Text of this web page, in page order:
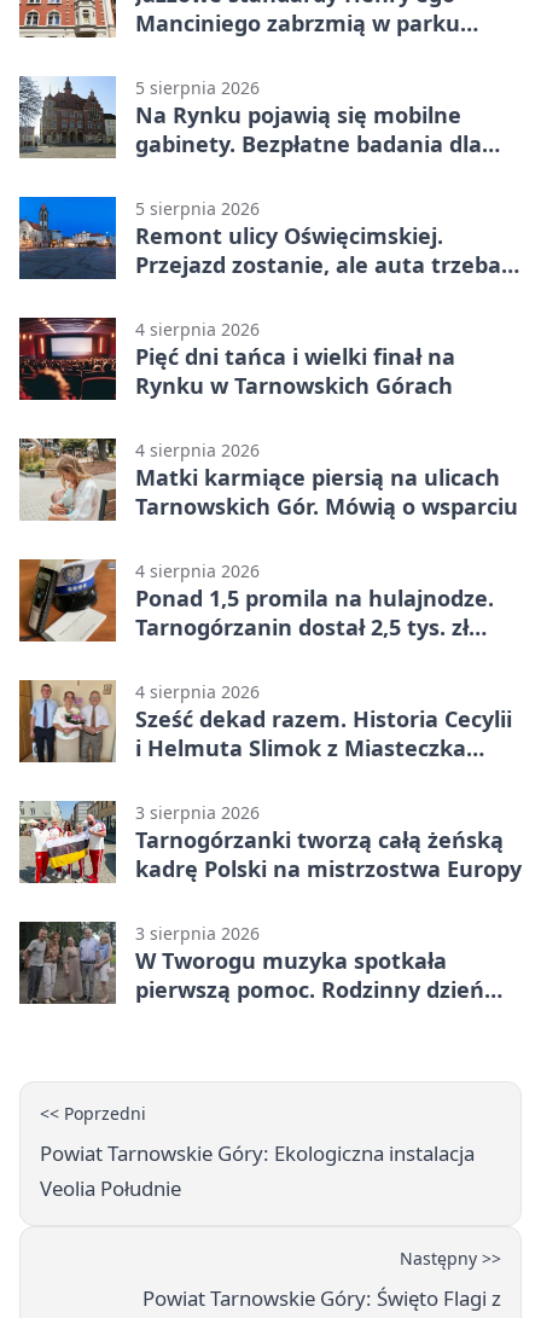
Manciniego zabrzmią w parku
5 sierpnia 2026
Na Rynku pojawią się mobilne
gabinety. Bezpłatne badania dla
5 sierpnia 2026
Remont ulicy Oświęcimskiej.
Przejazd zostanie, ale auta trzeba
4 sierpnia 2026
Pięć dni tańca i wielki finał na
Rynku w Tarnowskich Górach
4 sierpnia 2026
Matki karmiące piersią na ulicach
Tarnowskich Gór. Mówią o wsparciu
4 sierpnia 2026
Ponad 1,5 promila na hulajnodze.
Tarnogórzanin dostał 2,5 tys. zł
4 sierpnia 2026
Sześć dekad razem. Historia Cecylii
i Helmuta Slimok z Miasteczka
3 sierpnia 2026
Tarnogórzanki tworzą całą żeńską
kadrę Polski na mistrzostwa Europy
3 sierpnia 2026
W Tworogu muzyka spotkała
pierwszą pomoc. Rodzinny dzień
<< Poprzedni
Powiat Tarnowskie Góry: Ekologiczna instalacja
Veolia Południe
Następny >>
Powiat Tarnowskie Góry: Święto Flagi z